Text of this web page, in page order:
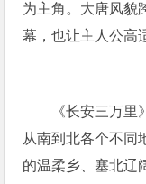
为主角。大唐风貌
幕，也让主人公高
《长安三万
从南到北各个不同
的温柔乡、塞北辽